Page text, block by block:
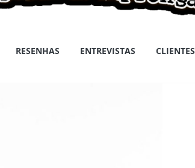
RESENHAS ENTREVISTAS CLIENTES